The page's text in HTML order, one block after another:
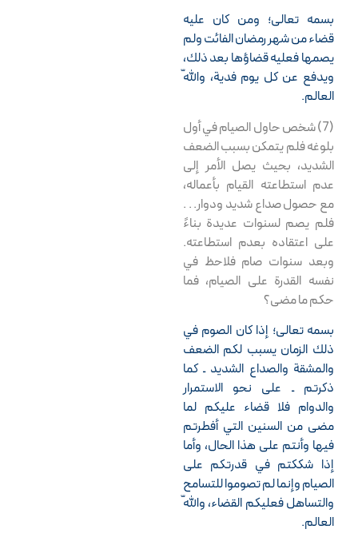
بسمه تعالى؛ ومن كان عليه
قضاء من شهر رمضان الفائت ولم
يصمها فعليه قضاؤها بعد ذلك،
ويدفع عن كل يوم فدية، واللّه
العالم.
(7) شخص حاول الصيام في أول
بلوغه فلم يتمكن بسبب الضعف
الشديد، بحيث يصل الأمر إلى
عدم استطاعته القيام بأعماله،
مع حصول صداع شديد ودوار. . .
فلم يصم لسنوات عديدة بناءً
على اعتقاده بعدم استطاعته.
وبعد سنوات صام فلاحظ في
نفسه القدرة على الصيام، فما
حكم ما مضى؟
بسمه تعالى؛ إذا كان الصوم في
ذلك الزمان يسبب لكم الضعف
والمشقة والصداع الشديد ـ كما
ذكرتم ـ على نحو الاستمرار
والدوام فلا قضاء عليكم لما
مضى من السنين التي أفطرتم
فيها وأنتم على هذا الحال، وأما
إذا شككتم في قدرتكم على
الصيام وإنما لم تصوموا للتسامح
والتساهل فعليكم القضاء، واللّه
العالم.